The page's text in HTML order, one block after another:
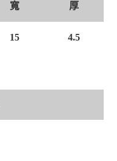
寬 厚
15 4.5